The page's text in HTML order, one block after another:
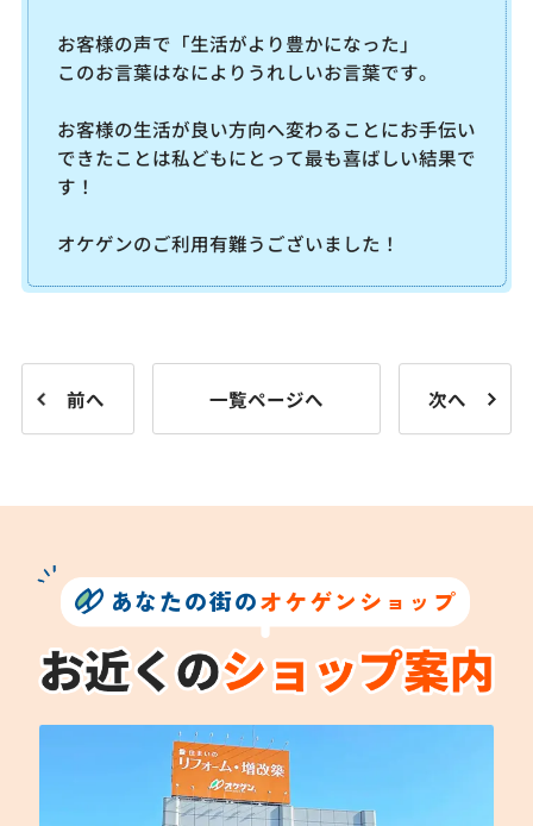
お客様の声で「生活がより豊かになった」
このお言葉はなによりうれしいお言葉です。
お客様の生活が良い方向へ変わることにお手伝い
できたことは私どもにとって最も喜ばしい結果で
す！
オケゲンのご利用有難うございました！
前へ 一覧ページへ 次へ
あなたの街のオケゲンショップ